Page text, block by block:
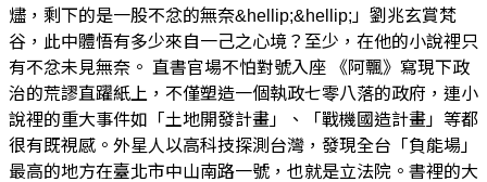
燼，剩下的是一股不忿的無奈&hellip;&hellip;」劉兆玄賞梵
谷，此中體悟有多少來自一己之心境？至少，在他的小說裡只
有不忿未見無奈。 直書官場不怕對號入座 《阿飄》寫現下政
治的荒謬直躍紙上，不僅塑造一個執政七零八落的政府，連小
說裡的重大事件如「土地開發計畫」、「戰機國造計畫」等都
很有既視感。外星人以高科技探測台灣，發現全台「負能場」
最高的地方在臺北市中山南路一號，也就是立法院。書裡的大